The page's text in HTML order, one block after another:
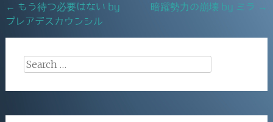
o
k
Post
navigation
← もう待つ必要はない by
プレアデスカウンシル
暗躍勢力の崩壊 by ミラ →
Search